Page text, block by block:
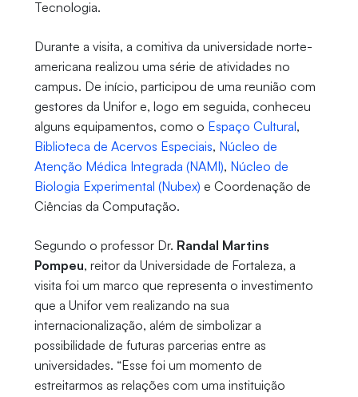
Tecnologia.
Durante a visita, a comitiva da universidade norte-
americana realizou uma série de atividades no
campus. De início, participou de uma reunião com
gestores da Unifor e, logo em seguida, conheceu
alguns equipamentos, como o Espaço Cultural,
Biblioteca de Acervos Especiais, Núcleo de
Atenção Médica Integrada (NAMI), Núcleo de
Biologia Experimental (Nubex) e Coordenação de
Ciências da Computação.
Segundo o professor Dr. Randal Martins
Pompeu, reitor da Universidade de Fortaleza, a
visita foi um marco que representa o investimento
que a Unifor vem realizando na sua
internacionalização, além de simbolizar a
possibilidade de futuras parcerias entre as
universidades. “Esse foi um momento de
estreitarmos as relações com uma instituição